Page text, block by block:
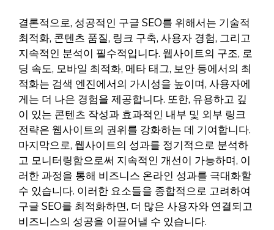
결론적으로, 성공적인 구글 SEO를 위해서는 기술적
최적화, 콘텐츠 품질, 링크 구축, 사용자 경험, 그리고
지속적인 분석이 필수적입니다. 웹사이트의 구조, 로
딩 속도, 모바일 최적화, 메타 태그, 보안 등에서의 최
적화는 검색 엔진에서의 가시성을 높이며, 사용자에
게는 더 나은 경험을 제공합니다. 또한, 유용하고 깊
이 있는 콘텐츠 작성과 효과적인 내부 및 외부 링크
전략은 웹사이트의 권위를 강화하는 데 기여합니다.
마지막으로, 웹사이트의 성과를 정기적으로 분석하
고 모니터링함으로써 지속적인 개선이 가능하며, 이
러한 과정을 통해 비즈니스 온라인 성과를 극대화할
수 있습니다. 이러한 요소들을 종합적으로 고려하여
구글 SEO를 최적화하면, 더 많은 사용자와 연결되고
비즈니스의 성공을 이끌어낼 수 있습니다.